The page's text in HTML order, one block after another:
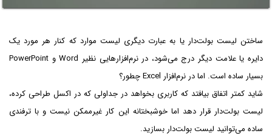
ساختن لیست بولت‌دار یا به عبارت دیگری لیست موارد که کنار هر مورد یک
دایره یا علامت دیگر درج می‌شود، در نرم‌افزارهایی نظیر Word و PowerPoint
بسیار ساده است. اما در نرم‌افزار Excel چطور؟
شاید کمتر اتفاق بیافتد که کاربری بخواهد در جداولی که در اکسل طراحی کرده،
لیست بولت‌دار قرار دهد اما خوشبختانه این کار غیرممکن نیست و با ترفندی
ساده می‌توانید لیست بولت‌دار بسازید.